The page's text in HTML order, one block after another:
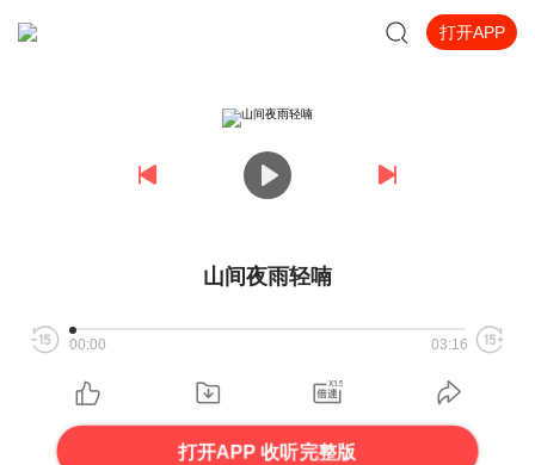
打开APP
山间夜雨轻喃
00:00 03:16
打开APP 收听完整版